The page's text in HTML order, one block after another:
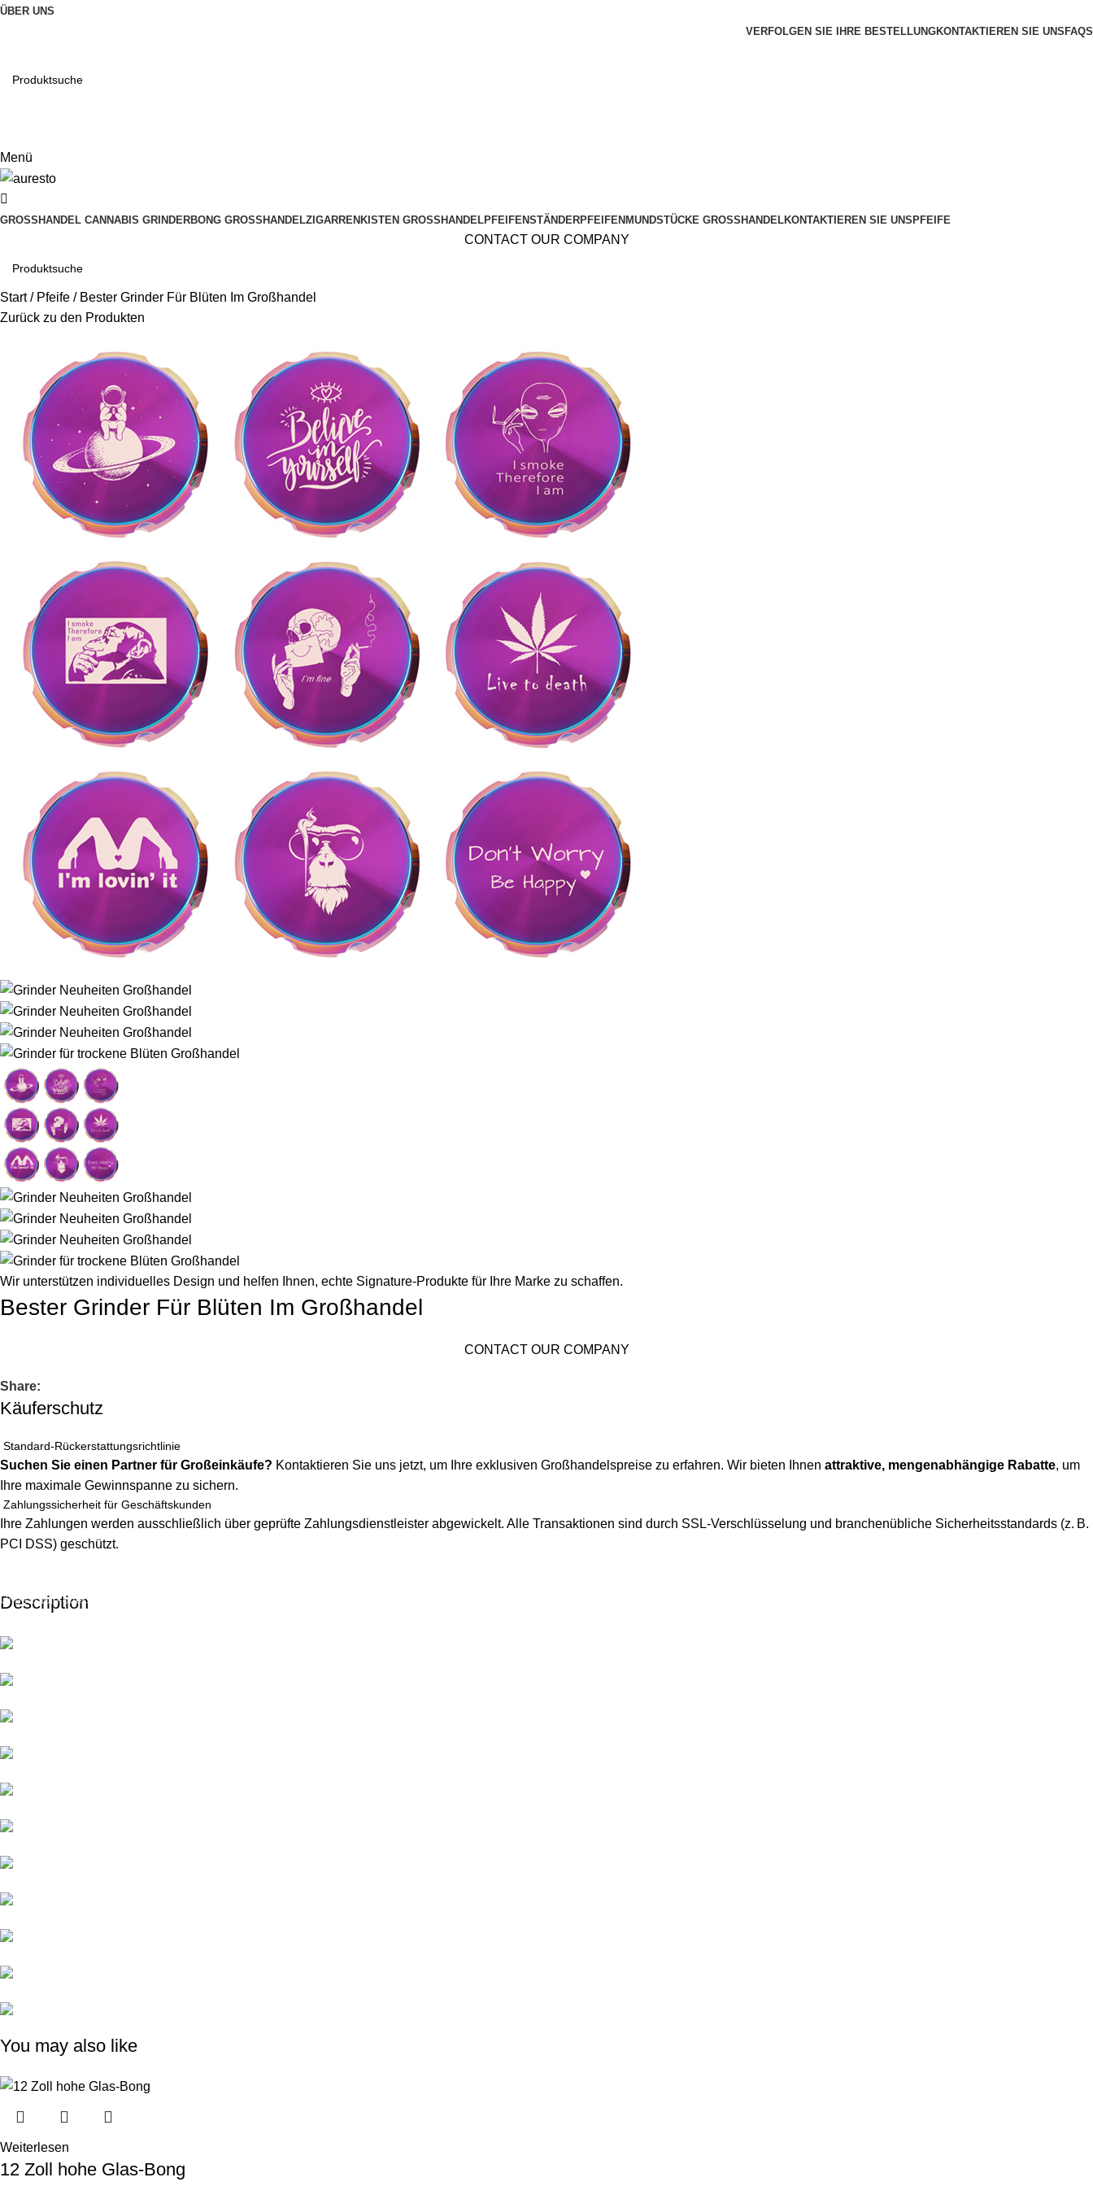
ÜBER UNS
VERFOLGEN SIE IHRE BESTELLUNGKONTAKTIEREN SIE UNS FAQS
Menü
GROSSHANDEL CANNABIS GRINDER BONG GROSSHANDEL ZIGARRENKISTEN GROSSHANDEL PFEIFENSTÄNDERPFEIFENMUNDSTÜCKE GROSSHANDELKONTAKTIEREN SIE UNS PFEIFE
CONTACT OUR COMPANY
Start Pfeife
Bester Grinder Für Blüten Im Großhandel
Zurück zu den Produkten
Wir unterstützen individuelles Design und helfen Ihnen, echte Signature-Produkte für Ihre Marke zu schaffen.
Bester Grinder Für Blüten Im Großhandel
CONTACT OUR COMPANY
Share:
Käuferschutz
Standard-Rückerstattungsrichtlinie
Suchen Sie einen Partner für Großeinkäufe? Kontaktieren Sie uns jetzt, um Ihre exklusiven Großhandelspreise zu erfahren. Wir bieten Ihnen attraktive, mengenabhängige Rabatte, um
Ihre maximale Gewinnspanne zu sichern.
Zahlungssicherheit für Geschäftskunden
Ihre Zahlungen werden ausschließlich über geprüfte Zahlungsdienstleister abgewickelt. Alle Transaktionen sind durch SSL-Verschlüsselung und branchenübliche Sicherheitsstandards (z. B.
PCI DSS) geschützt.
Unbeatable offers
Description
You may also like
Weiterlesen
12 Zoll hohe Glas-Bong